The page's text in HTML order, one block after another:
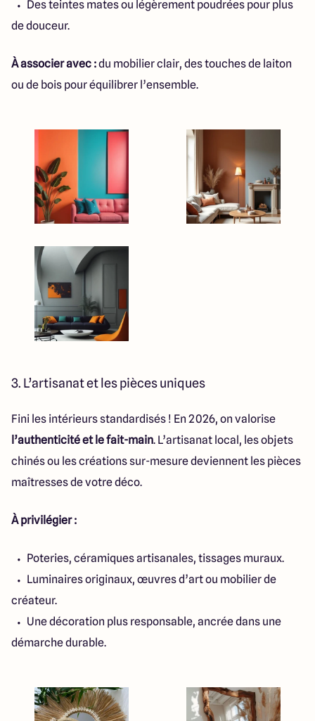
Des teintes mates ou légèrement poudrées pour plus
de douceur.
À associer avec :du mobilier clair, des touches de laiton
ou de bois pour équilibrer l’ensemble.
3. L’artisanat et les pièces uniques
Fini les intérieurs standardisés ! En 2026, on valorise
l’authenticité et le fait-main. L’artisanat local, les objets
chinés ou les créations sur-mesure deviennent les pièces
maîtresses de votre déco.
À privilégier :
Poteries, céramiques artisanales, tissages muraux.
Luminaires originaux, œuvres d’art ou mobilier de
créateur.
Une décoration plus responsable, ancrée dans une
démarche durable.